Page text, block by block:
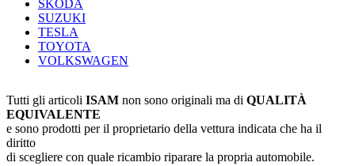
SKODA
SUZUKI
TESLA
TOYOTA
VOLKSWAGEN
Tutti gli articoli ISAM non sono originali ma di QUALITÀ
EQUIVALENTE
e sono prodotti per il proprietario della vettura indicata che ha il
diritto
di scegliere con quale ricambio riparare la propria automobile.